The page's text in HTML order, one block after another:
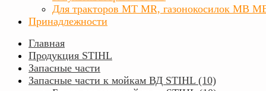
Для тракторов МТ MR, газонокосилок MB
Принадлежности
Главная
Продукция STIHL
Запасные части
Запасные части к мойкам ВД STIHL (10)